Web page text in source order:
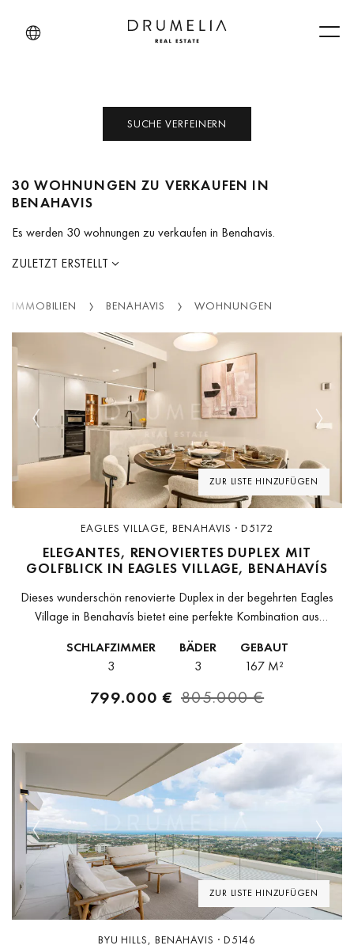
SUCHE VERFEINERN
30 WOHNUNGEN ZU VERKAUFEN IN
BENAHAVIS
Es werden 30 wohnungen zu verkaufen in Benahavis.
ZULETZT ERSTELLT
IMMOBILIEN BENAHAVIS WOHNUNGEN
ZUR LISTE HINZUFÜGEN
Previous Next
EAGLES VILLAGE, BENAHAVIS · D5172
ELEGANTES, RENOVIERTES DUPLEX MIT
GOLFBLICK IN EAGLES VILLAGE, BENAHAVÍS
Dieses wunderschön renovierte Duplex in der begehrten Eagles
Village in Benahavís bietet eine perfekte Kombination aus
wurde 2025 komplett saniert und präsentiert...
SCHLAFZIMMER
3
BÄDER
3
GEBAUT
167 M²
799.000 € 805.000 €
ZUR LISTE HINZUFÜGEN
Previous Next
BYU HILLS, BENAHAVIS · D5146